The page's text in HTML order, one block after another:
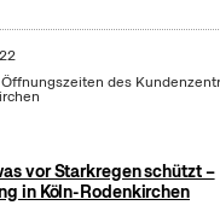
des
vor Starkregen schützt –
in Köln-Rodenkirchen